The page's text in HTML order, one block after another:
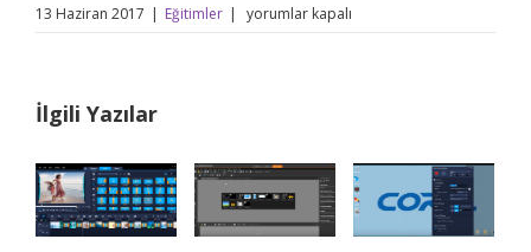
13 Haziran 2017 | Eğitimler |
Corel
Paintshop
ve
navigasyon
ipuçları
yorumlar kapalı
İlgili Yazılar